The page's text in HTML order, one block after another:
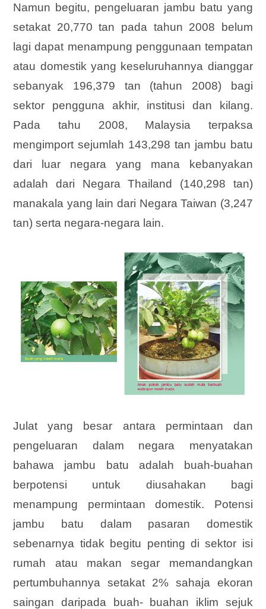
Namun begitu, pengeluaran jambu batu yang
setakat 20,770 tan pada tahun 2008 belum
lagi dapat menampung penggunaan tempatan
atau domestik yang keseluruhannya dianggar
sebanyak 196,379 tan (tahun 2008) bagi
sektor pengguna akhir, institusi dan kilang.
Pada tahu 2008, Malaysia terpaksa
mengimport sejumlah 143,298 tan jambu batu
dari luar negara yang mana kebanyakan
adalah dari Negara Thailand (140,298 tan)
manakala yang lain dari Negara Taiwan (3,247
tan) serta negara-negara lain.
Julat yang besar antara permintaan dan
pengeluaran dalam negara menyatakan
bahawa jambu batu adalah buah-buahan
berpotensi untuk diusahakan bagi
menampung permintaan domestik. Potensi
jambu batu dalam pasaran domestik
sebenarnya tidak begitu penting di sektor isi
rumah atau makan segar memandangkan
pertumbuhannya setakat 2% sahaja ekoran
saingan daripada buah- buahan iklim sejuk